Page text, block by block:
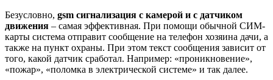
Безусловно, gsm сигнализация с камерой и с датчиком
движения – самая эффективная. При помощи обычной СИМ-
карты система отправит сообщение на телефон хозяина дачи, а
также на пункт охраны. При этом текст сообщения зависит от
того, какой датчик сработал. Например: «проникновение»,
«пожар», «поломка в электрической системе» и так далее.